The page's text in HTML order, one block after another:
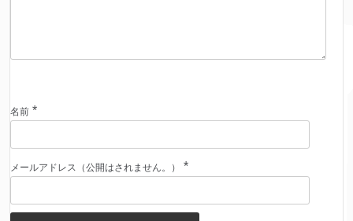
名前 *
メールアドレス（公開はされません。） *